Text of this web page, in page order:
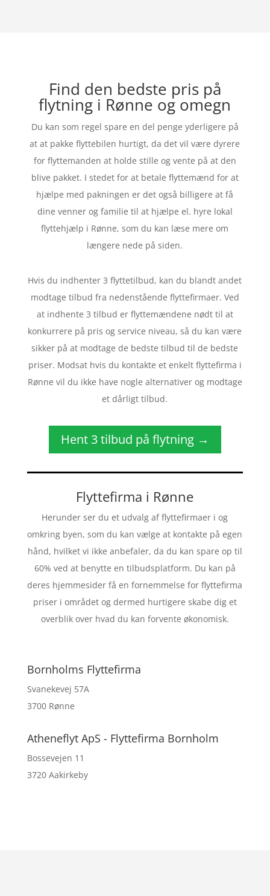
Find den bedste pris på
flytning i Rønne og omegn
Du kan som regel spare en del penge yderligere på
at at pakke flyttebilen hurtigt, da det vil være dyrere
for flyttemanden at holde stille og vente på at den
blive pakket. I stedet for at betale flyttemænd for at
hjælpe med pakningen er det også billigere at få
dine venner og familie til at hjælpe el. hyre lokal
flyttehjælp i Rønne, som du kan læse mere om
længere nede på siden.
Hvis du indhenter 3 flyttetilbud, kan du blandt andet
modtage tilbud fra nedenstående flyttefirmaer. Ved
at indhente 3 tilbud er flyttemændene nødt til at
konkurrere på pris og service niveau, så du kan være
sikker på at modtage de bedste tilbud til de bedste
priser. Modsat hvis du kontakte et enkelt flyttefirma i
Rønne vil du ikke have nogle alternativer og modtage
et dårligt tilbud.
Hent 3 tilbud på flytning →
Flyttefirma i Rønne
Herunder ser du et udvalg af flyttefirmaer i og
omkring byen, som du kan vælge at kontakte på egen
hånd, hvilket vi ikke anbefaler, da du kan spare op til
60% ved at benytte en tilbudsplatform. Du kan på
deres hjemmesider få en fornemmelse for flyttefirma
priser i området og dermed hurtigere skabe dig et
overblik over hvad du kan forvente økonomisk.
Bornholms Flyttefirma
Svanekevej 57A
3700 Rønne
Atheneflyt ApS - Flyttefirma Bornholm
Bossevejen 11
3720 Aakirkeby